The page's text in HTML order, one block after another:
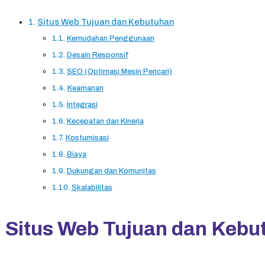
Situs Web Tujuan dan Kebutuhan
Kemudahan Penggunaan
Desain Responsif
SEO (Optimasi Mesin Pencari)
Keamanan
Integrasi
Kecepatan dan Kinerja
Kostumisasi
Biaya
Dukungan dan Komunitas
Skalabilitas
Situs Web Tujuan dan